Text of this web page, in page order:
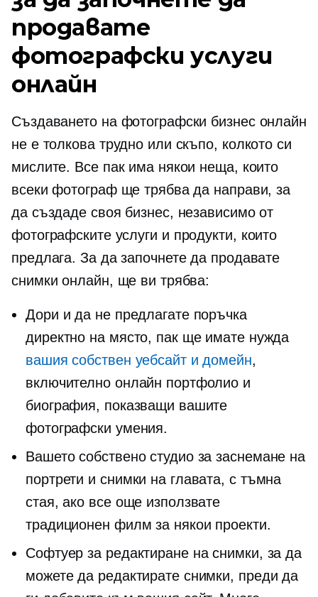
продавате
фотографски услуги
онлайн
Създаването на фотографски бизнес онлайн
не е толкова трудно или скъпо, колкото си
мислите. Все пак има някои неща, които
всеки фотограф ще трябва да направи, за
да създаде своя бизнес, независимо от
фотографските услуги и продукти, които
предлага. За да започнете да продавате
снимки онлайн, ще ви трябва:
Дори и да не предлагате поръчка
директно на място, пак ще имате нужда
вашия собствен уебсайт и домейн,
включително онлайн портфолио и
биография, показващи вашите
фотографски умения.
Вашето собствено студио за заснемане на
портрети и снимки на главата, с тъмна
стая, ако все още използвате
традиционен филм за някои проекти.
Софтуер за редактиране на снимки, за да
можете да редактирате снимки, преди да